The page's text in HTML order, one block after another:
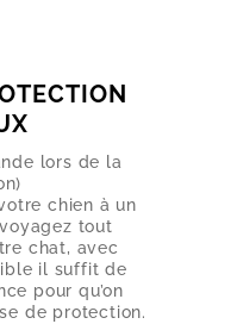
lors de la
chien à un
tout
chat, avec
il suffit de
pour qu’on
de protection.